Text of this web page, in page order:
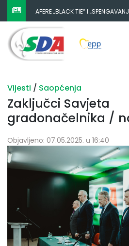
AFERE „BLACK TIE“ I
ZATAŠKATI
Vijesti / Saopćenja
Zaključci Savjeta
gradonačelnika /
Objavljeno: 07.05.2025. u 16:40